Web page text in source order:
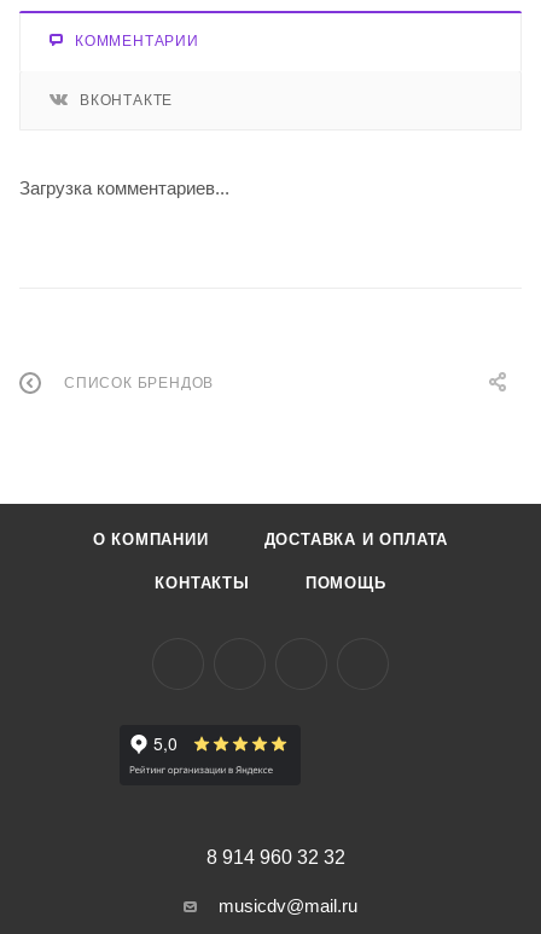
КОММЕНТАРИИ
ВКОНТАКТЕ
Загрузка комментариев...
СПИСОК БРЕНДОВ
О КОМПАНИИ ДОСТАВКА И ОПЛАТА
КОНТАКТЫ ПОМОЩЬ
8 914 960 32 32
musicdv@mail.ru